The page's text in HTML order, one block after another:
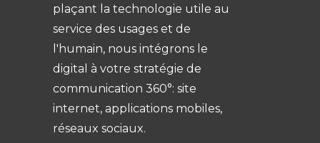
plaçant la technologie utile au
service des usages et de
l'humain, nous intégrons le
digital à votre stratégie de
communication 360°: site
internet, applications mobiles,
réseaux sociaux.